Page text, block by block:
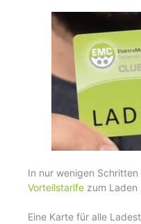
In nur wenigen
Vorteilstarife zum Laden
Eine Karte für alle